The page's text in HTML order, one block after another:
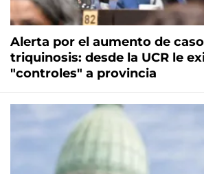
Alerta por el aumento de
triquinosis: desde la UCR le
"controles" a provincia